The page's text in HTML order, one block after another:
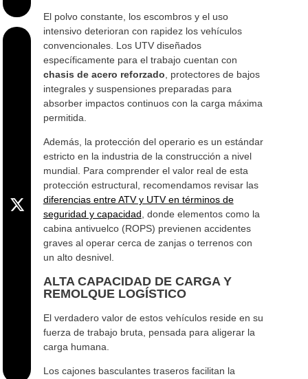
El polvo constante, los escombros y el uso
intensivo deterioran con rapidez los vehículos
convencionales. Los UTV diseñados
específicamente para el trabajo cuentan con
chasis de acero reforzado , protectores de bajos
integrales y suspensiones preparadas para
absorber impactos continuos con la carga máxima
permitida.
Además, la protección del operario es un estándar
estricto en la industria de la construcción a nivel
mundial. Para comprender el valor real de esta
protección estructural, recomendamos revisar las
diferencias entre ATV y UTV en términos de
seguridad y capacidad, donde elementos como la
cabina antivuelco (ROPS) previenen accidentes
graves al operar cerca de zanjas o terrenos con
un alto desnivel.
ALTA CAPACIDAD DE CARGA Y
REMOLQUE LOGÍSTICO
El verdadero valor de estos vehículos reside en su
fuerza de trabajo bruta, pensada para aligerar la
carga humana.
Los cajones basculantes traseros facilitan la